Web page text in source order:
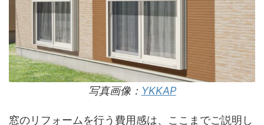
写真画像： YKKAP
窓のリフォームを行う費用感は、ここまでご説明し